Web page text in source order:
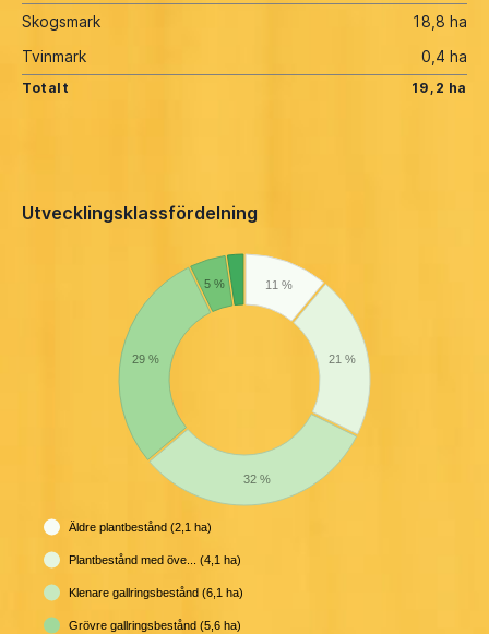
Skogsmark
18,8 ha
Tvinmark
0,4 ha
Totalt 19,2 ha
Utvecklingsklassfördelning
11 %
21 %
32 %
29 %
5 %
Äldre plantbestånd (2,1 ha)
Plantbestånd med öve... (4,1 ha)
Klenare gallringsbestånd (6,1 ha)
Grövre gallringsbestånd (5,6 ha)